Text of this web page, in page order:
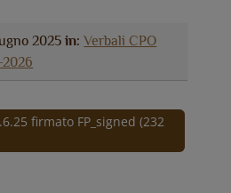
2025in: Verbali CPO
firmato FP_signed (232